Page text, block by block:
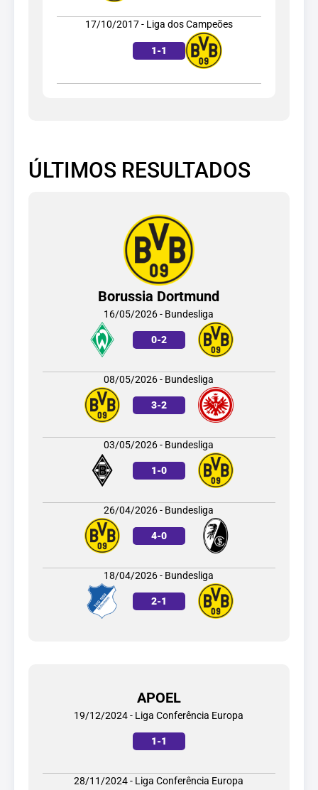
17/10/2017 - Liga dos Campeões
1-1
ÚLTIMOS RESULTADOS
Borussia Dortmund
16/05/2026 - Bundesliga
0-2
08/05/2026 - Bundesliga
3-2
03/05/2026 - Bundesliga
1-0
26/04/2026 - Bundesliga
4-0
18/04/2026 - Bundesliga
2-1
APOEL
19/12/2024 - Liga Conferência Europa
1-1
28/11/2024 - Liga Conferência Europa